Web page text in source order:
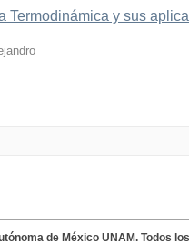
Termodinámica y sus
de México UNAM. Todos